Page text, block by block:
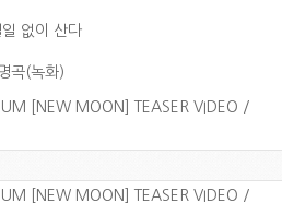
없이 산다
곡(녹화)
[NEW MOON] TEASER VIDEO /
[NEW MOON] TEASER VIDEO /